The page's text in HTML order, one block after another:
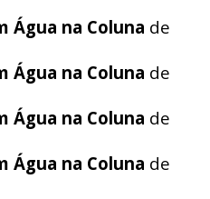
Água na Coluna de
Água na Coluna de
Água na Coluna de
Água na Coluna de